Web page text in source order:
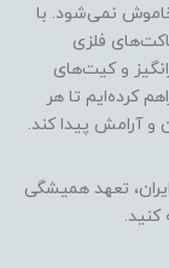
نمی‌شود. با
فلزی
و کیت‌های
کرده‌ایم تا هر
و آرامش پیدا کند.
تعهد همیشگی